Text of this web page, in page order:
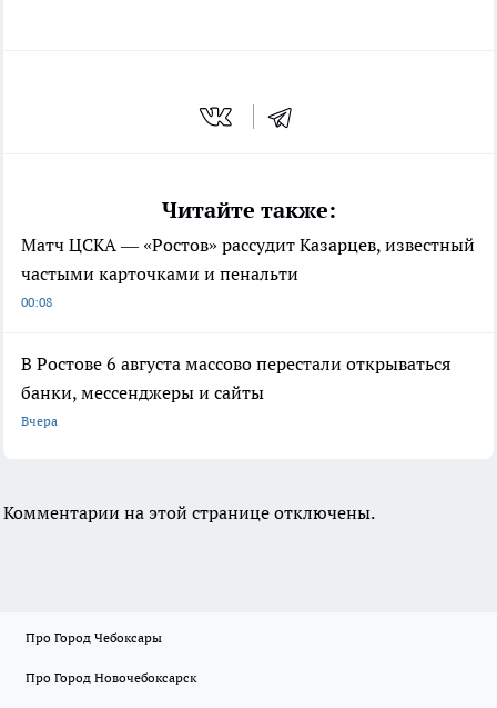
Читайте также:
Матч ЦСКА — «Ростов» рассудит Казарцев, известный
частыми карточками и пенальти
00:08
В Ростове 6 августа массово перестали открываться
банки, мессенджеры и сайты
Вчера
Комментарии на этой странице отключены.
Про Город Чебоксары
Про Город Новочебоксарск